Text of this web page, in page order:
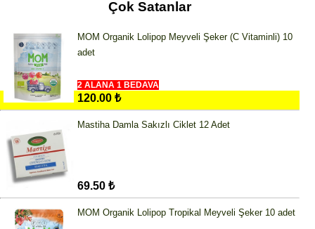
Çok Satanlar
MOM Organik Lolipop Meyveli Şeker (C Vitaminli) 10
adet
2 ALANA 1 BEDAVA
120.00 ₺
Mastiha Damla Sakızlı Ciklet 12 Adet
69.50 ₺
MOM Organik Lolipop Tropikal Meyveli Şeker 10 adet